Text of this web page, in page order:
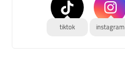
instagram
tiktok